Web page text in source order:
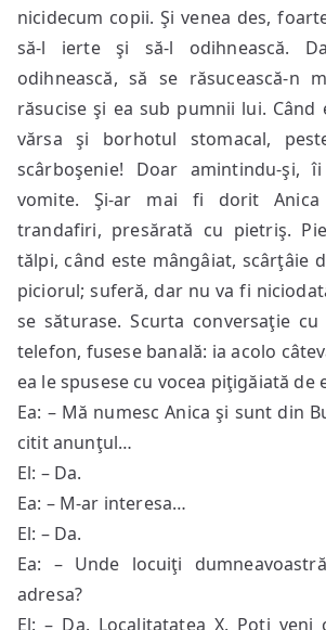
nicidecum copii. Şi venea des,
să-l ierte şi să-l odihnească.
odihnească, să se răsucească-n
răsucise şi ea sub pumnii lui. Când
vărsa şi borhotul stomacal,
scârboşenie! Doar amintindu-şi,
vomite. Şi-ar mai fi dorit
trandafiri, presărată cu pietriş.
tălpi, când este mângâiat, scârţâie
piciorul; suferă, dar nu va fi
se săturase. Scurta conversaţie
telefon, fusese banală: ia acolo
ea le spusese cu vocea piţigăiată de
Ea: – Mă numesc Anica şi sunt din
citit anunţul…
El: – Da.
Ea: – M-ar interesa…
El: – Da.
Ea: – Unde locuiţi
adresa?
El: – Da. Localitatatea X. Poţi